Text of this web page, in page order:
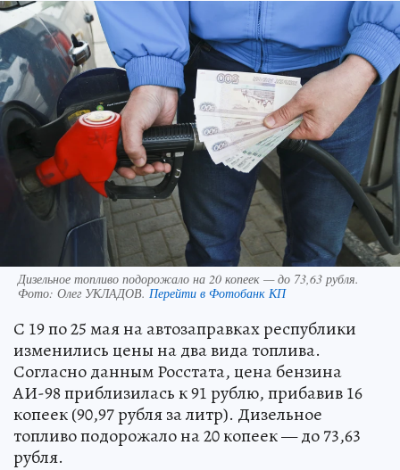
Дизельное топливо подорожало на 20 копеек — до 73,63 рубля.
Фото: Олег УКЛАДОВ. Перейти в Фотобанк КП
С 19 по 25 мая на автозаправках республики
изменились цены на два вида топлива.
Согласно данным Росстата, цена бензина
АИ-98 приблизилась к 91 рублю, прибавив 16
копеек (90,97 рубля за литр). Дизельное
топливо подорожало на 20 копеек — до 73,63
рубля.